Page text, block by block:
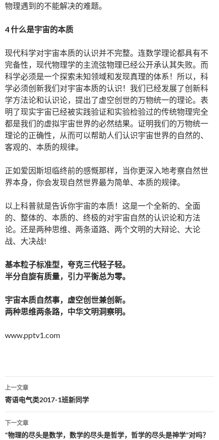
物理遇到的不能解决的难题。
4 什么是宇宙的本质
现代科学对宇宙本质的认识并不完整。连数学理论都具有不
完备性，现代物理学的主流弦物理已经公开承认其失败。而
科学必须是一个探索未知领域和发现真理的体系！所以，科
学必须创新我们对宇宙本质的认识！我们已经发展了创新科
学方法论和认识论，提出了虚空创世的万物统一的理论。表
明了现实宇宙已经被实践验证和实验检验过的传统物理完全
都是我们的虚拟宇宙世界的必然结果。证明我们的万物统一
理论的正确性，从而可以帮助人们认识宇宙世界的自然的、
客观的、本质的规律。
正如爱因斯坦临终前的感慨那样，当你更深入地考察自然世
界本身，你会发现自然世界最为简单、本质的规律。
以上科普就是告诉你宇宙的本质！这是一个全新的、全面
的、整体的、本质的、终极的对宇宙自然的认识论和方法
论。还是两种思维、两条道路、两个文明的大辩论、大论
战、大决战!
基本粒子标准型，夸克三代轻子轻。
半分自旋有质量，引力平衡总为零。
宇宙本质自然事，虚空创世兼创新。
两种思维两条路，中华文明洞察明。
www.pptv1.com
文
章
导
上一文章
寄语电气类2017-1班新同学
下一文章
“物理的尽头是数学，数学的尽头是哲学，哲学的尽头是神学”对吗？